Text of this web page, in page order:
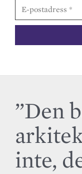
”Den
inte,